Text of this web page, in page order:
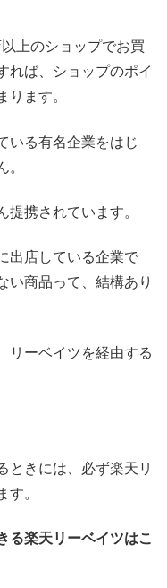
上のショップでお買
れば、ショップのポイ
ります。
いる有名企業をはじ
。
携されています。
出店している企業で
い商品って、結構あり
リーベイツを経由する
ときには、必ず楽天リ
す。
る楽天リーベイツはこ